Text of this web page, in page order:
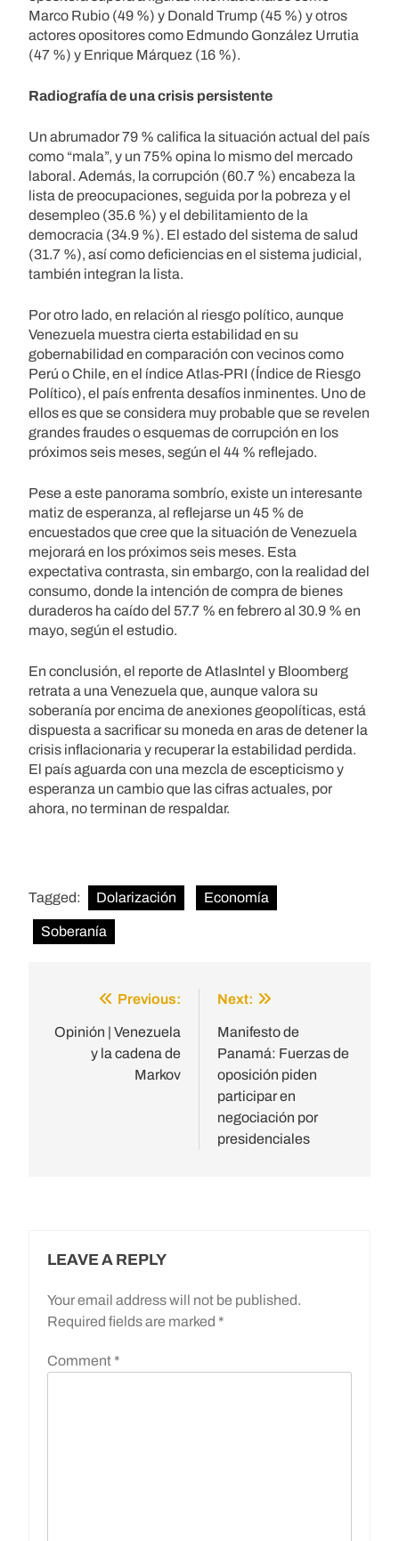
Marco Rubio (49 %) y Donald Trump (45 %) y otros
actores opositores como Edmundo González Urrutia
(47 %) y Enrique Márquez (16 %).
Radiografía de una crisis persistente
Un abrumador 79 % califica la situación actual del país
como “mala”, y un 75% opina lo mismo del mercado
laboral. Además, la corrupción (60.7 %) encabeza la
lista de preocupaciones, seguida por la pobreza y el
desempleo (35.6 %) y el debilitamiento de la
democracia (34.9 %). El estado del sistema de salud
(31.7 %), así como deficiencias en el sistema judicial,
también integran la lista.
Por otro lado, en relación al riesgo político, aunque
Venezuela muestra cierta estabilidad en su
gobernabilidad en comparación con vecinos como
Perú o Chile, en el índice Atlas-PRI (Índice de Riesgo
Político), el país enfrenta desafíos inminentes. Uno de
ellos es que se considera muy probable que se revelen
grandes fraudes o esquemas de corrupción en los
próximos seis meses, según el 44 % reflejado.
Pese a este panorama sombrío, existe un interesante
matiz de esperanza, al reflejarse un 45 % de
encuestados que cree que la situación de Venezuela
mejorará en los próximos seis meses. Esta
expectativa contrasta, sin embargo, con la realidad del
consumo, donde la intención de compra de bienes
duraderos ha caído del 57.7 % en febrero al 30.9 % en
mayo, según el estudio.
En conclusión, el reporte de AtlasIntel y Bloomberg
retrata a una Venezuela que, aunque valora su
soberanía por encima de anexiones geopolíticas, está
dispuesta a sacrificar su moneda en aras de detener la
crisis inflacionaria y recuperar la estabilidad perdida.
El país aguarda con una mezcla de escepticismo y
esperanza un cambio que las cifras actuales, por
ahora, no terminan de respaldar.
Tagged: Dolarización Economía
Soberanía
navigation
Previous:
Opinión | Venezuela
y la cadena de
Markov
Next:
Manifesto de
Panamá: Fuerzas de
oposición piden
participar en
negociación por
presidenciales
LEAVE A REPLY
Your email address will not be published.
Required fields are marked *
Comment *